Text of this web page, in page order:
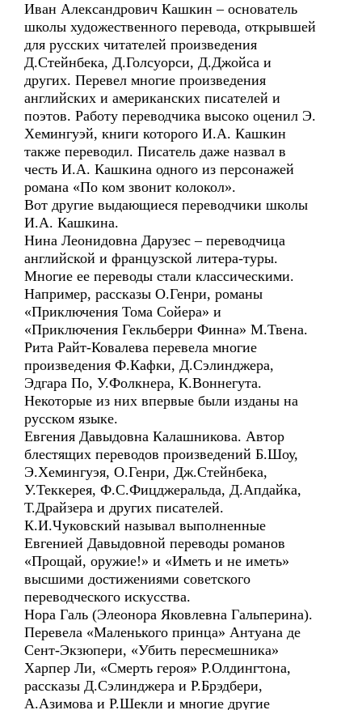
Иван Александрович Кашкин – основатель
школы художественного перевода, открывшей
для русских читателей произведения
Д.Стейнбека, Д.Голсуорси, Д.Джойса и
других. Перевел многие произведения
английских и американских писателей и
поэтов. Работу переводчика высоко оценил Э.
Хемингуэй, книги которого И.А. Кашкин
также переводил. Писатель даже назвал в
честь И.А. Кашкина одного из персонажей
романа «По ком звонит колокол».
Вот другие выдающиеся переводчики школы
И.А. Кашкина.
Нина Леонидовна Дарузес – переводчица
английской и французской литера-туры.
Многие ее переводы стали классическими.
Например, рассказы О.Генри, романы
«Приключения Тома Сойера» и
«Приключения Гекльберри Финна» М.Твена.
Рита Райт-Ковалева перевела многие
произведения Ф.Кафки, Д.Сэлинджера,
Эдгара По, У.Фолкнера, К.Воннегута.
Некоторые из них впервые были изданы на
русском языке.
Евгения Давыдовна Калашникова. Автор
блестящих переводов произведений Б.Шоу,
Э.Хемингуэя, О.Генри, Дж.Стейнбека,
У.Теккерея, Ф.С.Фицджеральда, Д.Апдайка,
Т.Драйзера и других писателей.
К.И.Чуковский называл выполненные
Евгенией Давыдовной переводы романов
«Прощай, оружие!» и «Иметь и не иметь»
высшими достижениями советского
переводческого искусства.
Нора Галь (Элеонора Яковлевна Гальперина).
Перевела «Маленького принца» Антуана де
Сент-Экзюпери, «Убить пересмешника»
Харпер Ли, «Смерть героя» Р.Олдингтона,
рассказы Д.Сэлинджера и Р.Брэдбери,
А.Азимова и Р.Шекли и многие другие